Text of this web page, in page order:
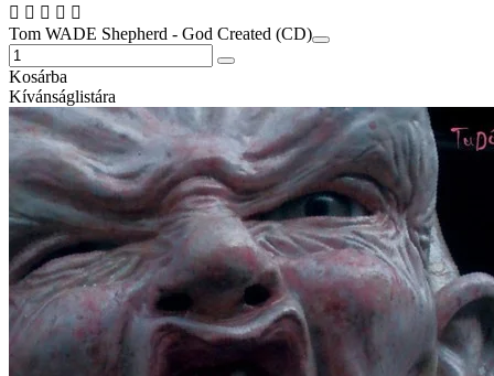
Tom WADE Shepherd - God Created (CD)
Kosárba
Kívánságlistára